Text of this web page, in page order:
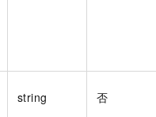
string 否